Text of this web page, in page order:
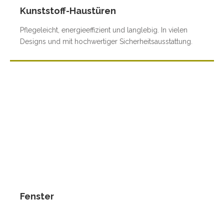
Kunststoff-Haustüren
Pflegeleicht, energieeffizient und langlebig. In vielen
Designs und mit hochwertiger Sicherheitsausstattung.
Fenster